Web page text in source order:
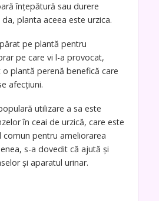
înțepătură sau durere
planta aceea este urzica.
pe plantă pentru
pe care vi l-a provocat,
plantă perenă benefică care
afecțiuni.
utilizare a sa este
în ceai de urzică, care este
comun pentru ameliorarea
s-a dovedit că ajută și
și aparatul urinar.